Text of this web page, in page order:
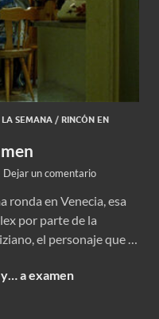
LA SEMANA / RINCÓN EN
Dejar un comentario
ronda en Venecia, esa
por parte de la
el personaje que …
a examen